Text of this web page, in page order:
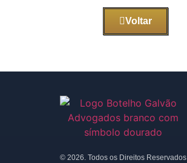
Voltar
©2026. Todos os Direitos Reservados